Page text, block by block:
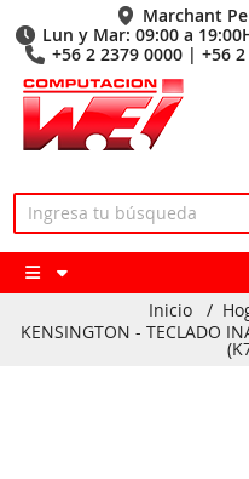
Marchant
Lun y Mar: 09:00 a
+56 2 2379 0000 | +56
Inicio /
KENSINGTON - TECLADO